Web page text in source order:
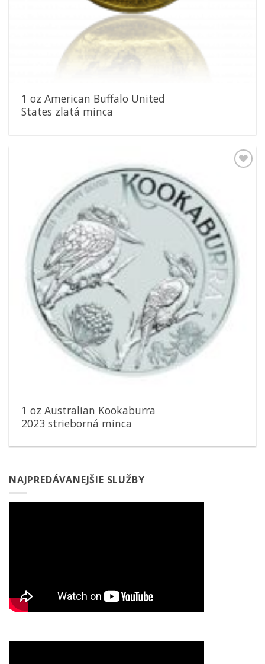
1 oz American Buffalo United
States zlatá minca
1 oz Australian Kookaburra
2023 strieborná minca
NAJPREDÁVANEJŠIE SLUŽBY